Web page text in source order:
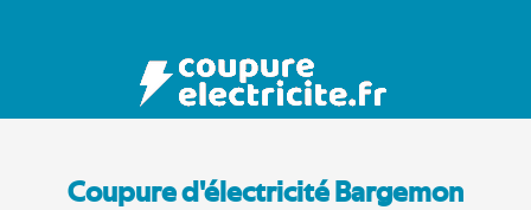
Coupure d'électricité Bargemon